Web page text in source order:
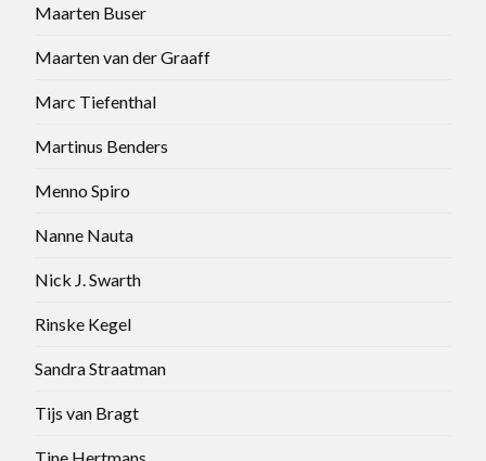
Maarten Buser
Maarten van der Graaff
Marc Tiefenthal
Martinus Benders
Menno Spiro
Nanne Nauta
Nick J. Swarth
Rinske Kegel
Sandra Straatman
Tijs van Bragt